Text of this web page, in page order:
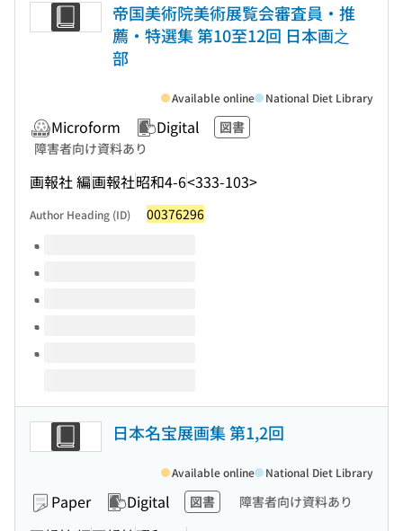
帝国美術院美術展覧会審査員・推
薦・特選集 第10至12回 日本画之
部
Microform Digital
図書
障害者向け資料あり
画報社 編画報社昭和4-6<333-103>
Available online National Diet Library
Author Heading (ID) 00376296
Volumes of this title
日本名宝展画集 第1,2回
Paper Digital 図書 障害者向け資料あり
Available online National Diet Library